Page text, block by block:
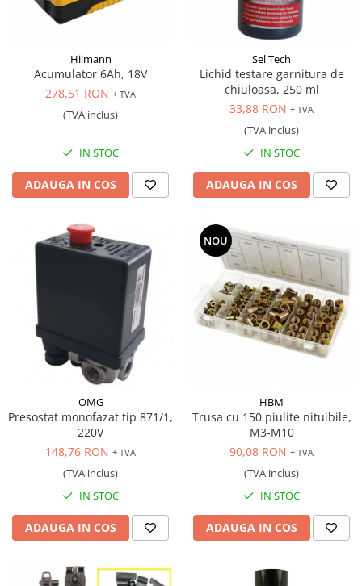
Hilmann
Acumulator 6Ah, 18V
278,51 RON + TVA
(TVA inclus)
IN STOC
ADAUGA IN COS
Sel Tech
Lichid testare garnitura de
chiuloasa, 250 ml
33,88 RON + TVA
(TVA inclus)
IN STOC
ADAUGA IN COS
OMG
Presostat monofazat tip 871/1,
220V
148,76 RON + TVA
(TVA inclus)
IN STOC
ADAUGA IN COS
NOU
HBM
Trusa cu 150 piulite nituibile,
M3-M10
90,08 RON + TVA
(TVA inclus)
IN STOC
ADAUGA IN COS